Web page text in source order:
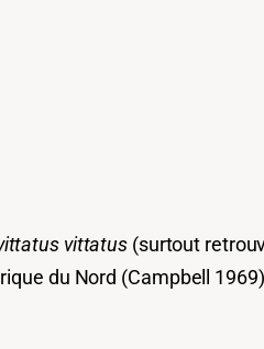
vittatus (surtout
du Nord (Campbell